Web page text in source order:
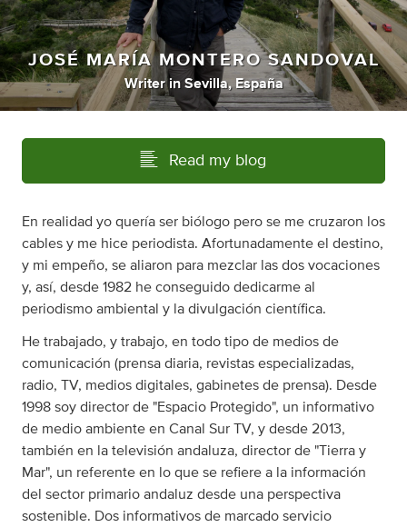
JOSÉ MARÍA MONTERO SANDOVAL
Writer in Sevilla, España
Read my blog
En realidad yo quería ser biólogo pero se me cruzaron los
cables y me hice periodista. Afortunadamente el destino,
y mi empeño, se aliaron para mezclar las dos vocaciones
y, así, desde 1982 he conseguido dedicarme al
periodismo ambiental y la divulgación científica.
He trabajado, y trabajo, en todo tipo de medios de
comunicación (prensa diaria, revistas especializadas,
radio, TV, medios digitales, gabinetes de prensa). Desde
1998 soy director de "Espacio Protegido", un informativo
de medio ambiente en Canal Sur TV, y desde 2013,
también en la televisión andaluza, director de "Tierra y
Mar", un referente en lo que se refiere a la información
del sector primario andaluz desde una perspectiva
sostenible. Dos informativos de marcado servicio